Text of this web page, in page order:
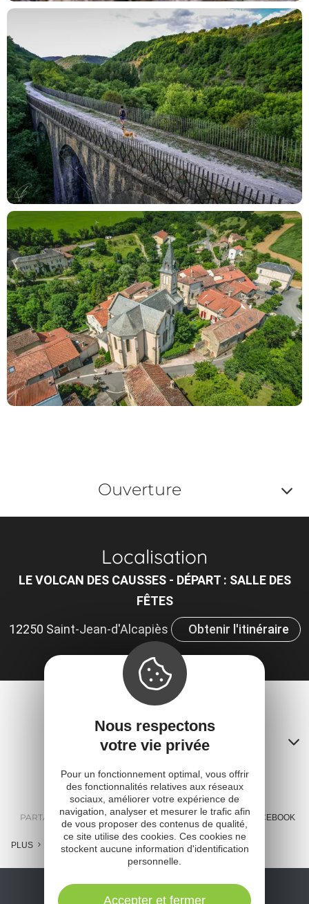
Ouverture
et
Localisation
LE VOLCAN DES CAUSSES - DÉPART : SALLE DES
FÊTES
12250 Saint-Jean-d'Alcapiès
Obtenir l'itinéraire
Contacts
PARTAGER : E-MAIL MESSENGER FACEBOOK
PLUS
Nous respectons
votre vie privée
Pour un fonctionnement optimal, vous offrir
des fonctionnalités relatives aux réseaux
sociaux, améliorer votre expérience de
navigation, analyser et mesurer le trafic afin
de vous proposer des contenus de qualité,
ce site utilise des cookies. Ces cookies ne
stockent aucune information d'identification
personnelle.
Accepter et fermer